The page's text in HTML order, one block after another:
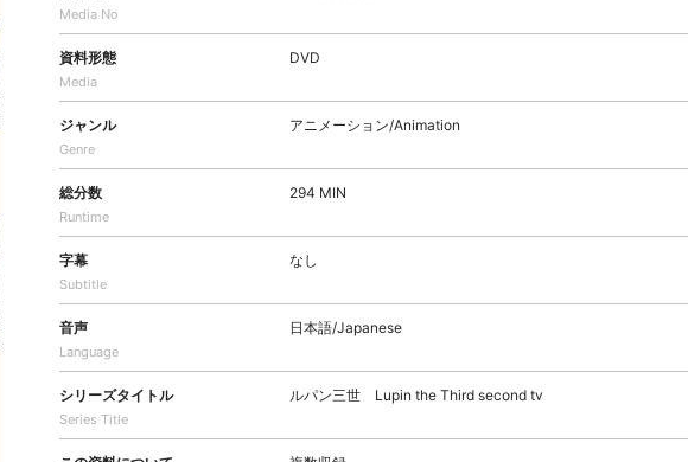
Media No
資料形態
Media
DVD
ジャンル
Genre
アニメーション/Animation
総分数
Runtime
294 MIN
字幕
Subtitle
なし
音声
Language
日本語/Japanese
シリーズタイトル
Series Title
ルパン三世 Lupin the Third second tv